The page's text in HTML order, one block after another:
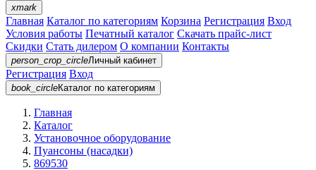
xmark
Главная Каталог по категориям Корзина Регистрация Вход
Условия работы Печатный каталог Скачать прайс-лист
Скидки Стать дилером О компании Контакты
person_crop_circleЛичный кабинет
Регистрация Вход
book_circleКаталог по категориям
Главная
Каталог
Установочное оборудование
Пуансоны (насадки)
869530